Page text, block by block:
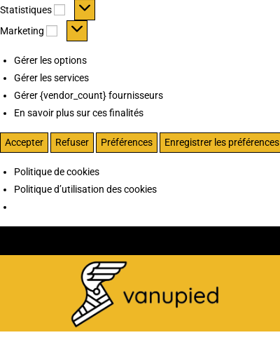
Statistiques Statistiques
Marketing Marketing
Gérer les options
Gérer les services
Gérer {vendor_count} fournisseurs
En savoir plus sur ces finalités
Accepter Refuser Préférences Enregistrer les préférences
Politique de cookies
Politique d’utilisation des cookies